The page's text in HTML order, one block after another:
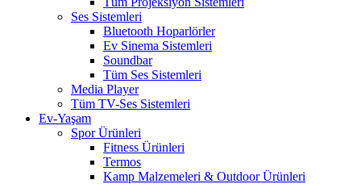
Ses Sistemleri
Bluetooth Hoparlörler
Ev Sinema Sistemleri
Soundbar
Tüm Ses Sistemleri
Media Player
Tüm TV-Ses Sistemleri
Ev-Yaşam
Spor Ürünleri
Fitness Ürünleri
Termos
Kamp Malzemeleri & Outdoor Ürünleri